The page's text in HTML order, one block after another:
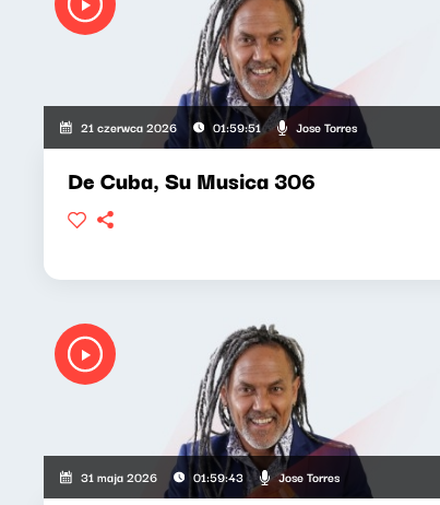
21 czerwca 2026 01:59:51 Jose Torres
De Cuba, Su Musica 306
31 maja 2026 01:59:43 Jose Torres